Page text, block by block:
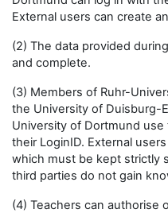
External users can create
(2) The data provided
and complete.
(3) Members of Ruhr-
the University of Duisburg-
University of Dortmund
their LoginID. External
which must be kept strictly
third parties do not gain
(4) Teachers can authorise